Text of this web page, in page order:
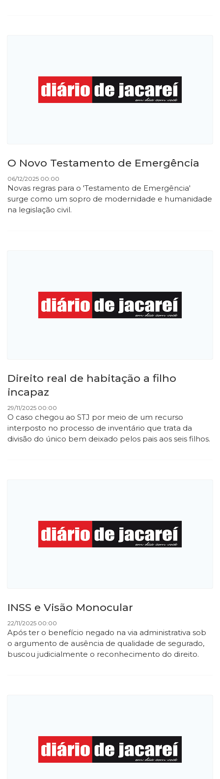
O Novo Testamento de Emergência
06/12/2025 00:00
Novas regras para o 'Testamento de Emergência'
surge como um sopro de modernidade e humanidade
na legislação civil.
​Direito real de habitação a filho
incapaz
29/11/2025 00:00
O caso chegou ao STJ por meio de um recurso
interposto no processo de inventário que trata da
divisão do único bem deixado pelos pais aos seis filhos.
INSS e Visão Monocular
22/11/2025 00:00
Após ter o benefício negado na via administrativa sob
o argumento de ausência de qualidade de segurado,
buscou judicialmente o reconhecimento do direito.